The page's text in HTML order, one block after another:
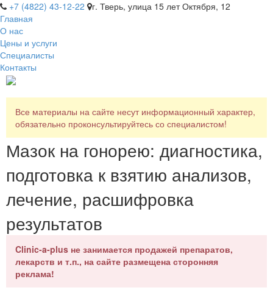
+7 (4822) 43-12-22
г. Тверь, улица 15 лет Октября, 12
Главная
О нас
Цены и услуги
Специалисты
Контакты
Все материалы на сайте несут информационный характер,
обязательно проконсультируйтесь со специалистом!
Мазок на гонорею: диагностика,
подготовка к взятию анализов,
лечение, расшифровка
результатов
Clinic-a-plus не занимается продажей препаратов,
лекарств и т.п., на сайте размещена сторонняя
реклама!